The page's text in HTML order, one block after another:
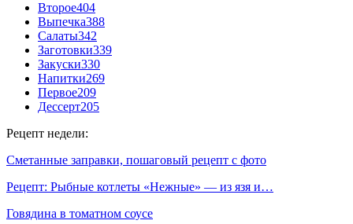
Второе404
Выпечка388
Салаты342
Заготовки339
Закуски330
Напитки269
Первое209
Дессерт205
Рецепт недели:
Сметанные заправки, пошаговый рецепт с фото
Рецепт: Рыбные котлеты «Нежные» — из язя и…
Говядина в томатном соусе